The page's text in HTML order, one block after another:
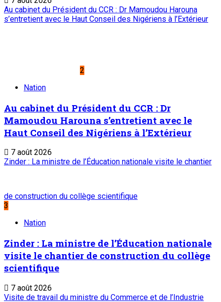
Au cabinet du Président du CCR : Dr Mamoudou Harouna
s’entretient avec le Haut Conseil des Nigériens à l’Extérieur
2
Nation
Au cabinet du Président du CCR : Dr
Mamoudou Harouna s’entretient avec le
Haut Conseil des Nigériens à l’Extérieur
7 août 2026
Zinder : La ministre de l’Éducation nationale visite le chantier
de construction du collège scientifique
3
Nation
Zinder : La ministre de l’Éducation nationale
visite le chantier de construction du collège
scientifique
7 août 2026
Visite de travail du ministre du Commerce et de l’Industrie